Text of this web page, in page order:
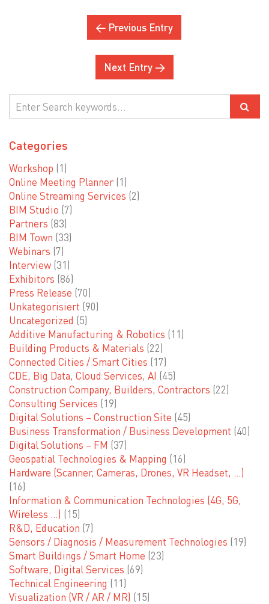
← Previous Entry
Next Entry →
Categories
Workshop (1)
Online Meeting Planner (1)
Online Streaming Services (2)
BIM Studio (7)
Partners (83)
BIM Town (33)
Webinars (7)
Interview (31)
Exhibitors (86)
Press Release (70)
Unkategorisiert (90)
Uncategorized (5)
Additive Manufacturing & Robotics (11)
Building Products & Materials (22)
Connected Cities / Smart Cities (17)
CDE, Big Data, Cloud Services, AI (45)
Construction Company, Builders, Contractors (22)
Consulting Services (19)
Digital Solutions – Construction Site (45)
Business Transformation / Business Development (40)
Digital Solutions – FM (37)
Geospatial Technologies & Mapping (16)
Hardware (Scanner, Cameras, Drones, VR Headset, …)
(16)
Information & Communication Technologies (4G, 5G,
Wireless …) (15)
R&D, Education (7)
Sensors / Diagnosis / Measurement Technologies (19)
Smart Buildings / Smart Home (23)
Software, Digital Services (69)
Technical Engineering (11)
Visualization (VR / AR / MR) (15)